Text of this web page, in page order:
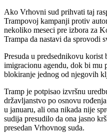
Ako Vrhovni sud prihvati taj
Trampovoj kampanji protiv
nekoliko meseci pre izbora za
Trampa da nastavi da sprovodi
Presuda u predsednikovu
imigracionu agendu, dok bi mu
blokiranje jednog od njegovih
Tramp je potpisao izvršnu
državljanstvo po osnovu
u januaru, ali ona nikada nije
sudija presudilo da ona jasno
presedan Vrhovnog suda.